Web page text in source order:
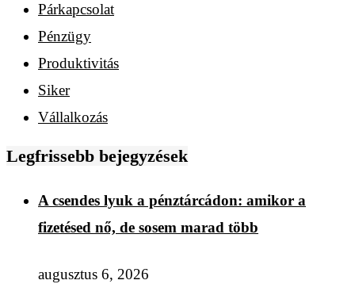
Párkapcsolat
Pénzügy
Produktivitás
Siker
Vállalkozás
Legfrissebb bejegyzések
A csendes lyuk a pénztárcádon: amikor a
fizetésed nő, de sosem marad több
augusztus 6, 2026